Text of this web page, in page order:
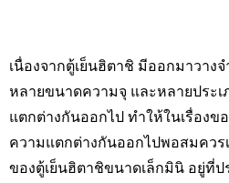
เนื่องจากตู้เย็นฮิตาชิ มีออกมาวาง
หลายขนาดความจุ และหลายประ
แตกต่างกันออกไป ทำให้ในเรื่องข
ความแตกต่างกันออกไปพอสมควร
ของตู้เย็นฮิตาชิขนาดเล็กมินิ อยู่ที่